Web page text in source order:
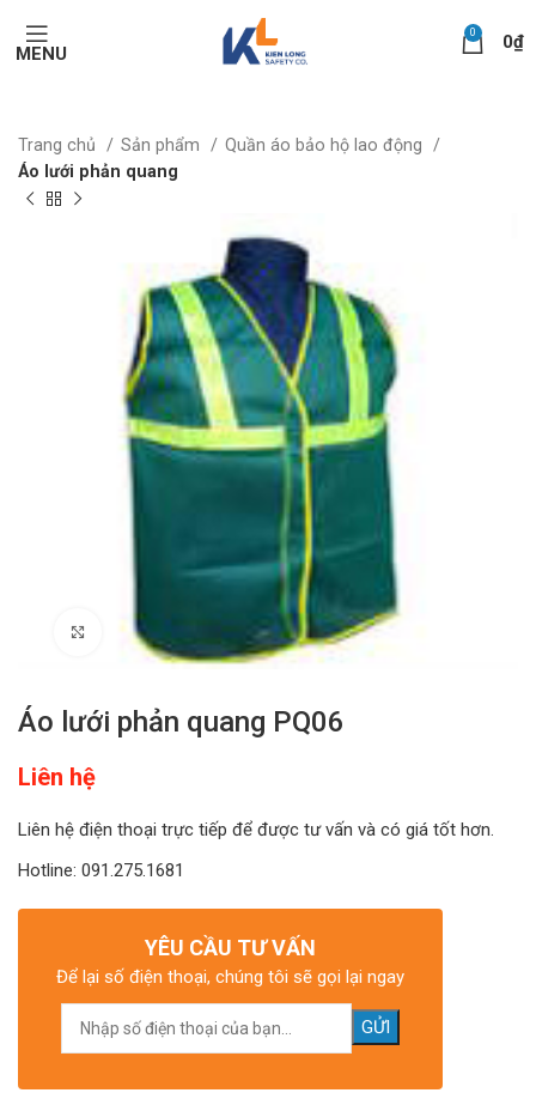
MENU
0 0₫
Trang chủ Sản phẩm
Quần áo bảo hộ lao động
Áo lưới phản quang
Click to enlarge
Áo lưới phản quang PQ06
Liên hệ
Liên hệ điện thoại trực tiếp để được tư vấn và có giá tốt hơn.
Hotline: 091.275.1681
YÊU CẦU TƯ VẤN
Để lại số điện thoại, chúng tôi sẽ gọi lại ngay